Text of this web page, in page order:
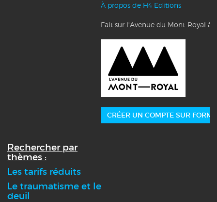
À propos de H4 Editions
Fait sur l'Avenue du Mont-Royal à
CRÉER UN COMPTE SUR
Rechercher par
thèmes :
Les tarifs réduits
Le traumatisme et le
deuil